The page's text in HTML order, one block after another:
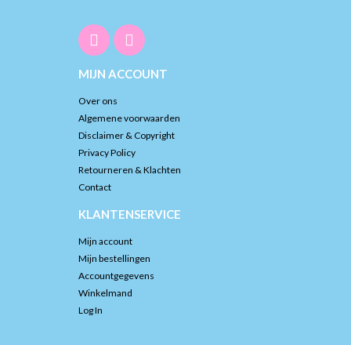
MIJN ACCOUNT
Over ons
Algemene voorwaarden
Disclaimer & Copyright
Privacy Policy
Retourneren & Klachten
Contact
KLANTENSERVICE
Mijn account
Mijn bestellingen
Accountgegevens
Winkelmand
Log In